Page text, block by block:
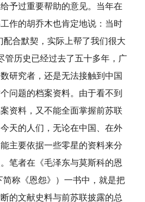
予过重要帮助的意见。当年在
作的胡乔木也肯定地说：当时
配合默契，实际上帮了我们很大
管历史已经过去了五十多年，广
研究者，还是无法接触到中国
问题的档案资料。由于看不到
资料，又不能全面掌握前苏联
天的人们，无论在中国、在外
主要依据一些零星的资料来分
笔者在《毛泽东与莫斯科的恩
称《恩怨》）一书中，就是把
的文献史料与前苏联披露的总